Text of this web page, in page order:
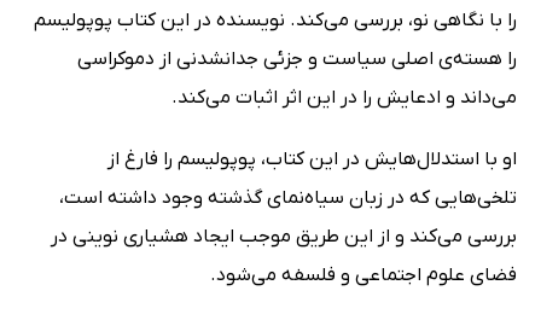
را با نگاهی نو، بررسی می‌کند. نویسنده در این کتاب پوپولیسم
را هسته‌ی اصلی سیاست و جزئی جدانشدنی از دموکراسی
می‌داند و ادعایش را در این اثر اثبات می‌کند.
او با استدلال‌هایش در این کتاب، پوپولیسم را فارغ از
تلخی‌هایی که در زبان سیاه‌نمای گذشته وجود داشته است،
بررسی می‌کند و از این طریق موجب ایجاد هشیاری‌ نوینی در
فضای علوم اجتماعی و فلسفه می‌شود.